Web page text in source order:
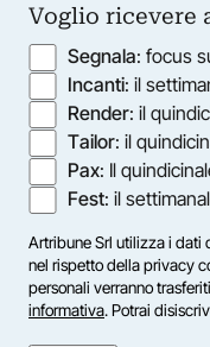
Voglio ricevere
Segnala: focus
Incanti: il
Render: il
Tailor: il
Pax: Il
Fest: il
Artribune Srl utilizza i dati
nel rispetto della privacy
personali verranno
informativa. Potrai